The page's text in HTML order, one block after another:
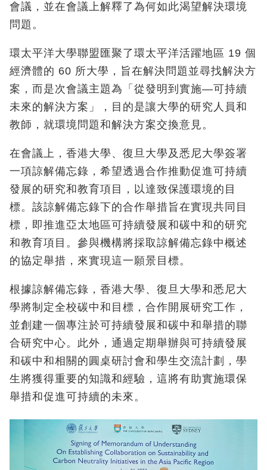
會議，並在會議上解釋了為何如此渴望解決環境
問題。
環太平洋大學聯盟匯聚了環太平洋活躍地區 19 個
經濟體的 60 所大學，旨在解決問題並尋找解決方
案，而是次會議主題為「從發明到實施—可持續
未來的解決方案」，目的是讓大學的研究人員和
教師，就環境問題和解決方案交換意見。
在會議上，香港大學、復旦大學及悉尼大學簽署
一項諒解備忘錄，希望透過合作推動促進可持續
發展的研究和教育項目，以達致保護環境的目
標。該諒解備忘錄下的合作舉措旨在實現共同目
標，即推進亞太地區可持續發展和碳中和的研究
和教育項目。參與機構將採取諒解備忘錄中概述
的協定舉措，來實現這一願景目標。
根據諒解備忘錄，香港大學、復旦大學和悉尼大
學將制定全校碳中和目標，合作開展研究工作，
並創建一個專注於可持續發展和碳中和舉措的聯
合研究中心。此外，通過定期舉辦與可持續發展
和碳中和相關的圓桌研討會和學生交流計劃，學
生將獲得重要的知識和經驗，這將有助實施環保
舉措和促進可持續的未來。